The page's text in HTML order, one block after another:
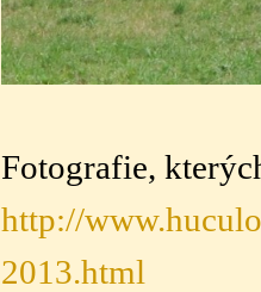
Fotografie,
http://
2013.html